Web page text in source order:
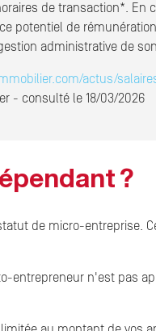
de transaction*. En
potentiel de
administrative de
actus/
- consulté le 18/03/2026
?
de micro-entreprise.
entrepreneur n'est pas